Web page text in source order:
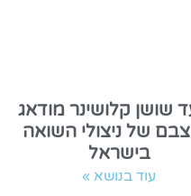
שושן קלושינר מודאג
של ניצולי השואה
בישראל
עוד בנושא »